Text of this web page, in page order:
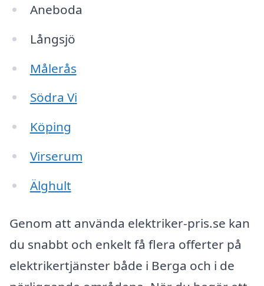
Aneboda
Långsjö
Målerås
Södra Vi
Köping
Virserum
Älghult
Genom att använda elektriker-pris.se kan
du snabbt och enkelt få flera offerter på
elektrikertjänster både i Berga och i de